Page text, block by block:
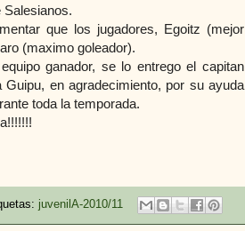
Salesianos.
que los jugadores, Egoitz (mejor
(maximo goleador).
ganador, se lo entrego el capitan
Guipu, en agradecimiento, por su ayuda
toda la temporada.
juvenilA-2010/11